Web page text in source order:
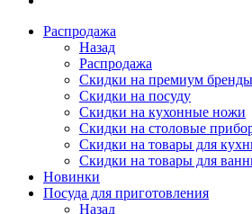
Распродажа
Назад
Распродажа
Скидки на премиум бренды
Скидки на посуду
Скидки на кухонные ножи
Скидки на столовые
Скидки на товары для
Скидки на товары для
Новинки
Посуда для приготовления
Назад